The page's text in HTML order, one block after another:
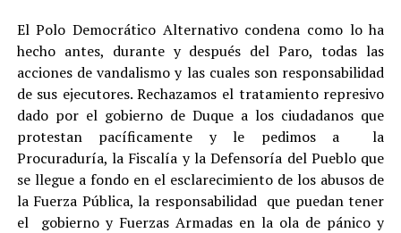
El Polo Democrático Alternativo condena como lo ha
hecho antes, durante y después del Paro, todas las
acciones de vandalismo y las cuales son responsabilidad
de sus ejecutores. Rechazamos el tratamiento represivo
dado por el gobierno de Duque a los ciudadanos que
protestan pacíficamente y le pedimos a la
Procuraduría, la Fiscalía y la Defensoría del Pueblo que
se llegue a fondo en el esclarecimiento de los abusos de
la Fuerza Pública, la responsabilidad que puedan tener
el gobierno y Fuerzas Armadas en la ola de pánico y